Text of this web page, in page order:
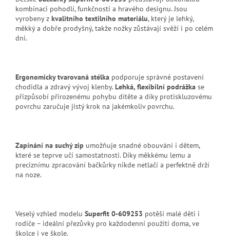
kombinaci pohodlí, funkčnosti a hravého designu. Jsou
vyrobeny z kvalitního textilního materiálu, který je lehký,
měkký a dobře prodyšný, takže nožky zůstávají svěží i po celém
dni.
Ergonomicky tvarovaná stélka podporuje správné postavení
chodidla a zdravý vývoj klenby.Lehká, flexibilní podrážka se
přizpůsobí přirozenému pohybu dítěte a díky protiskluzovému
povrchu zaručuje jistý krok na jakémkoliv povrchu.
Zapínání na suchý zip umožňuje snadné obouvání i dětem,
které se teprve učí samostatnosti. Díky měkkému lemu a
preciznímu zpracování bačkůrky nikde netlačí a perfektně drží
na noze.
Veselý vzhled modelu Superfit 0-609253 potěší malé děti i
rodiče – ideální přezůvky pro každodenní použití doma, ve
školce i ve škole.